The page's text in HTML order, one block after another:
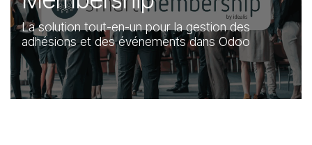
La solution tout-en-un pour la gestion des
adhésions et des événements dans Odoo